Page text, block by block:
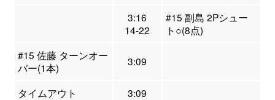
3:16
14-22
#15 副島 2Pシュー
ト○(8点)
#15 佐藤 ターンオー
バー(1本)
3:09
タイムアウト 3:09